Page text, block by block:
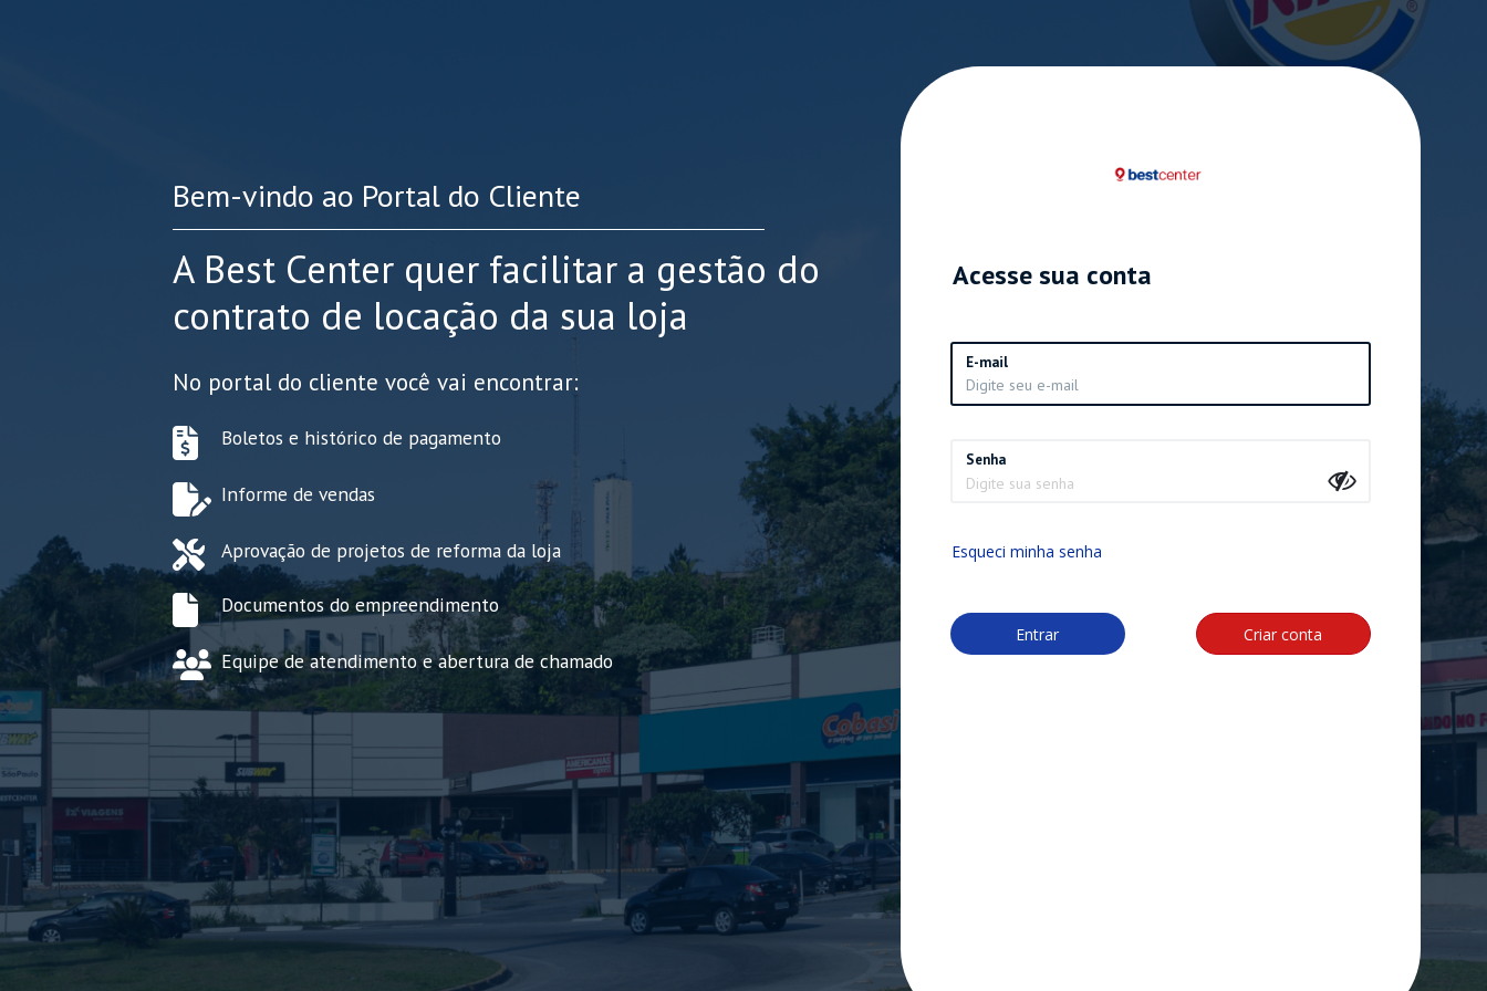
Bem-vindo ao Portal do Cliente
A Best Center quer facilitar a gestão do
contrato de locação da sua loja
No portal do cliente você vai encontrar:
Boletos e histórico de pagamento
Informe de vendas
Aprovação de projetos de reforma da loja
Documentos do empreendimento
Equipe de atendimento e abertura de chamado
Acesse sua conta
E-mail
Senha
Esqueci minha senha
Entrar Criar conta